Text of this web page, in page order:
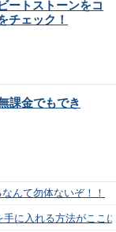
ートストーンをコ
チェック！
課金でもでき
んて勿体ないぞ！！
手に入れる方法がここ